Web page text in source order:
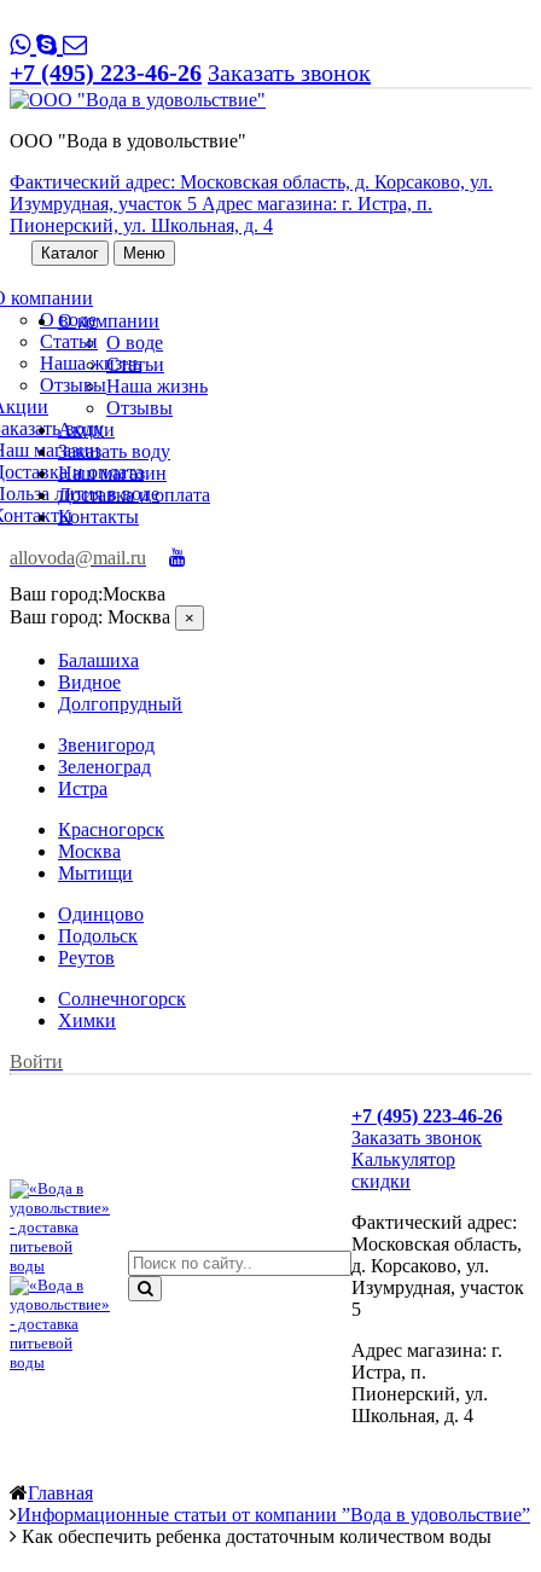
+7 (495) 223-46-26 Заказать звонок
ООО "Вода в удовольствие"
Фактический адрес: Московская область, д. Корсаково, ул.
Изумрудная, участок 5 Адрес магазина: г. Истра, п.
Пионерский, ул. Школьная, д. 4
Каталог Меню
компании
О воде
Статьи
Наша жизнь
Отзывы
воду
магазин
и оплата
лития в воде
О компании
О воде
Статьи
Наша жизнь
Отзывы
Акции
Заказать воду
Наш магазин
Доставка и оплата
Контакты
allovoda@mail.ru
Ваш город:Москва
Ваш город: Москва ×
Балашиха
Видное
Долгопрудный
Звенигород
Зеленоград
Истра
Красногорск
Москва
Мытищи
Одинцово
Подольск
Реутов
Солнечногорск
Химки
Войти
+7 (495) 223-46-26
Заказать звонок
Калькулятор
скидки
Фактический адрес:
Московская область,
д. Корсаково, ул.
Изумрудная, участок
5
Адрес магазина: г.
Истра, п.
Пионерский, ул.
Школьная, д. 4
Главная
Информационные статьи от компании ”Вода в удовольствие”
Как обеспечить ребенка достаточным количеством воды